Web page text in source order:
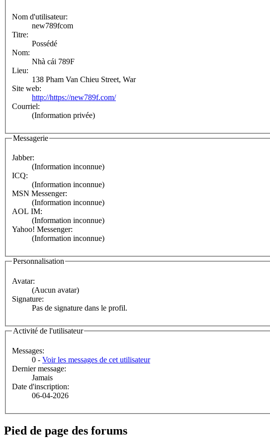
Nom d'utilisateur:
new789fcom
Titre:
Possédé
Nom:
Nhà cái 789F
Lieu:
138 Pham Van Chieu Street, War
Site web:
http://https://new789f.com/
Courriel:
(Information privée)
Messagerie
Jabber:
(Information inconnue)
ICQ:
(Information inconnue)
MSN Messenger:
(Information inconnue)
AOL IM:
(Information inconnue)
Yahoo! Messenger:
(Information inconnue)
Personnalisation
Avatar:
(Aucun avatar)
Signature:
Pas de signature dans le profil.
Activité de l'utilisateur
Messages:
0 - Voir les messages de cet utilisateur
Dernier message:
Jamais
Date d'inscription:
06-04-2026
Pied de page des forums